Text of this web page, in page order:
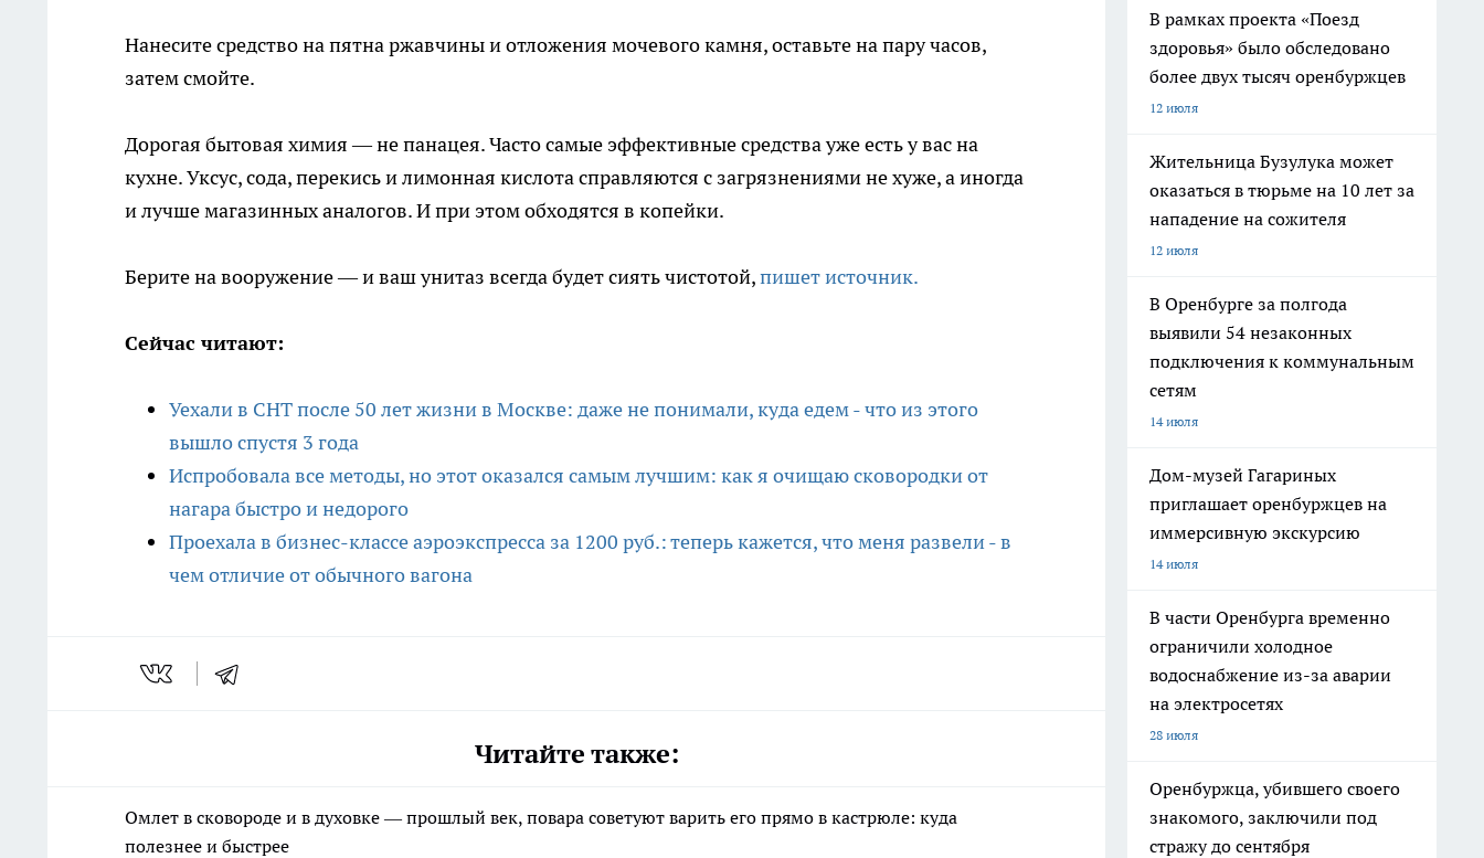
Нанесите средство на пятна ржавчины и отложения мочевого камня, оставьте на пару часов,
затем смойте.
Дорогая бытовая химия — не панацея. Часто самые эффективные средства уже есть у вас на
кухне. Уксус, сода, перекись и лимонная кислота справляются с загрязнениями не хуже, а иногда
и лучше магазинных аналогов. И при этом обходятся в копейки.
Берите на вооружение — и ваш унитаз всегда будет сиять чистотой,пишет источник.
Сейчас читают:
Уехали в СНТ после 50 лет жизни в Москве: даже не понимали, куда едем - что из этого
вышло спустя 3 года
Испробовала все методы, но этот оказался самым лучшим: как я очищаю сковородки от
нагара быстро и недорого
Проехала в бизнес-классе аэроэкспресса за 1200 руб.: теперь кажется, что меня развели - в
чем отличие от обычного вагона
Читайте также:
Омлет в сковороде и в духовке — прошлый век, повара советуют варить его прямо в кастрюле: куда
полезнее и быстрее
В рамках проекта «Поезд
здоровья» было обследовано
более двух тысяч оренбуржцев
12 июля
Жительница Бузулука может
оказаться в тюрьме на 10 лет за
нападение на сожителя
12 июля
В Оренбурге за полгода
выявили 54 незаконных
подключения к коммунальным
сетям
14 июля
Дом-музей Гагариных
приглашает оренбуржцев на
иммерсивную экскурсию
14 июля
В части Оренбурга временно
ограничили холодное
водоснабжение из-за аварии
на электросетях
28 июля
Оренбуржца, убившего своего
знакомого, заключили под
стражу до сентября